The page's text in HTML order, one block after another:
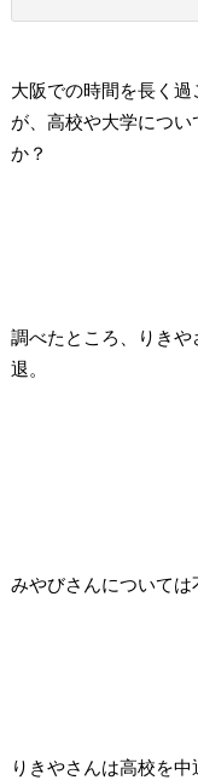
大阪での時間を長く
が、高校や大学につ
か？
調べたところ、
りき
退。
みやびさんについては
りきやさんは高校を